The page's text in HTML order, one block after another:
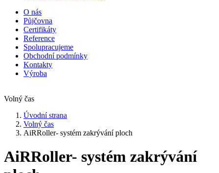
O nás
Půjčovna
Certifikáty
Reference
Spolupracujeme
Obchodní podmínky
Kontakty
Výroba
Volný čas
Úvodní strana
Volný čas
AiRRoller- systém zakrývání ploch
AiRRoller- systém zakrývání